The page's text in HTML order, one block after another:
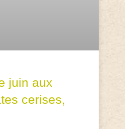
juin aux
cerises,